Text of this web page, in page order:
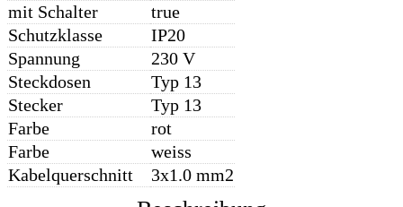
mit Schalter
true
Schutzklasse
IP20
Spannung
230 V
Steckdosen
Typ 13
Stecker
Typ 13
Farbe
rot
Farbe
weiss
Kabelquerschnitt
3x1.0 mm2